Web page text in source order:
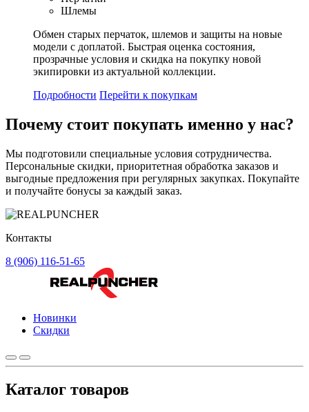
Шлемы
Обмен старых перчаток, шлемов и защиты на новые
модели с доплатой. Быстрая оценка состояния,
прозрачные условия и скидка на покупку новой
экипировки из актуальной коллекции.
Подробности Перейти к покупкам
Почему стоит покупать именно у нас?
Мы подготовили специальные условия сотрудничества.
Персональные скидки, приоритетная обработка заказов и
выгодные предложения при регулярных закупках. Покупайте
и получайте бонусы за каждый заказ.
Контакты
8 (906) 116-51-65
Новинки
Скидки
Каталог товаров